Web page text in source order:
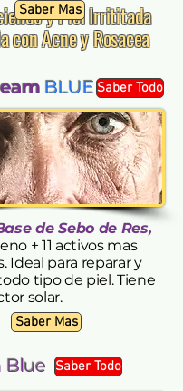
de Sebo de Res,
+ 11 activos mas
Ideal para reparar y
tipo de piel. Tiene
solar.
Saber Mas
y Piel Irrititada
con Acne y Rosacea
Saber Todo
BLUE
Blue Saber Todo
Saber Mas